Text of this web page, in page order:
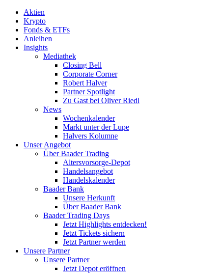
Aktien
Krypto
Fonds & ETFs
Anleihen
Insights
Mediathek
Closing Bell
Corporate Corner
Robert Halver
Partner Spotlight
Zu Gast bei Oliver Riedl
News
Wochenkalender
Markt unter der Lupe
Halvers Kolumne
Unser Angebot
Über Baader Trading
Altersvorsorge-Depot
Handelsangebot
Handelskalender
Baader Bank
Unsere Herkunft
Über Baader Bank
Baader Trading Days
Jetzt Highlights entdecken!
Jetzt Tickets sichern
Jetzt Partner werden
Unsere Partner
Unsere Partner
Jetzt Depot eröffnen